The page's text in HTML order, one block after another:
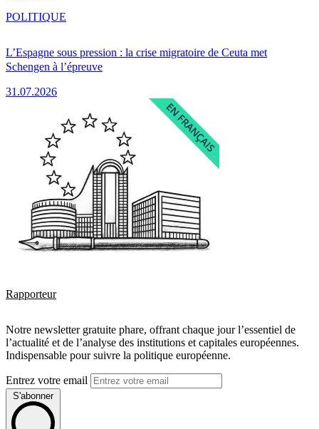
L’Espagne sous pression : la crise migratoire de Ceuta met
Schengen à l’épreuve
31.07.2026
POLITIQUE
Rapporteur
Notre newsletter gratuite phare, offrant chaque jour l’essentiel de
l’actualité et de l’analyse des institutions et capitales européennes.
Indispensable pour suivre la politique européenne.
Entrez votre email
S'abonner